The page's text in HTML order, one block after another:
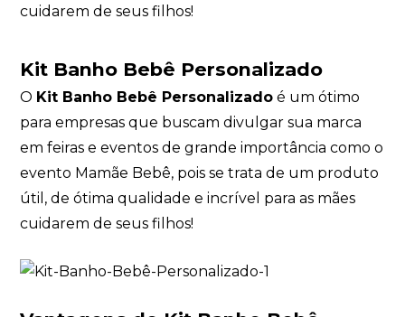
cuidarem de seus filhos!
Kit Banho Bebê Personalizado
O Kit Banho Bebê Personalizado é um ótimo
para empresas que buscam divulgar sua marca
em feiras e eventos de grande importância como o
evento Mamãe Bebê, pois se trata de um produto
útil, de ótima qualidade e incrível para as mães
cuidarem de seus filhos!